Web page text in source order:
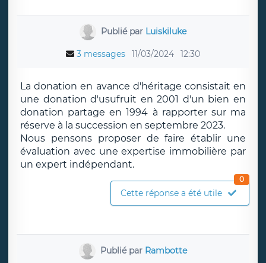
Publié par Luiskiluke
3 messages 11/03/2024 12:30
La donation en avance d'héritage consistait en
une donation d'usufruit en 2001 d'un bien en
donation partage en 1994 à rapporter sur ma
réserve à la succession en septembre 2023.
Nous pensons proposer de faire établir une
évaluation avec une expertise immobilière par
un expert indépendant.
Cette réponse a été utile
0
Publié par Rambotte